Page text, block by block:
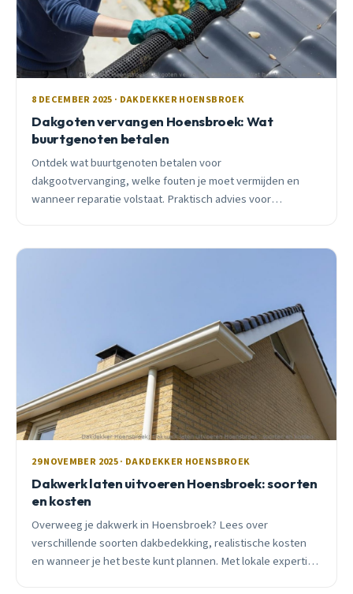
8 DECEMBER 2025 · DAKDEKKER HOENSBROEK
Dakgoten vervangen Hoensbroek: Wat
buurtgenoten betalen
Ontdek wat buurtgenoten betalen voor
dakgootvervanging, welke fouten je moet vermijden en
wanneer reparatie volstaat. Praktisch advies voor
29 NOVEMBER 2025 · DAKDEKKER HOENSBROEK
Dakwerk laten uitvoeren Hoensbroek: soorten
en kosten
Overweeg je dakwerk in Hoensbroek? Lees over
verschillende soorten dakbedekking, realistische kosten
en wanneer je het beste kunt plannen. Met lokale expertise